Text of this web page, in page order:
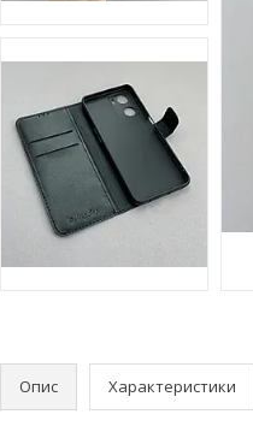
Опис Характеристики